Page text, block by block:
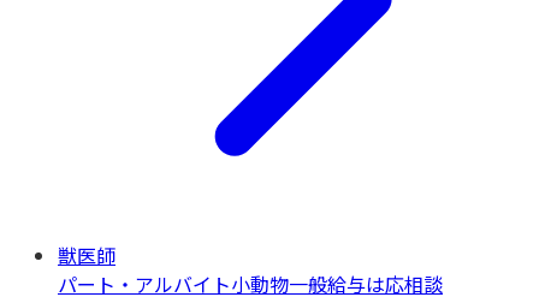
獣医師
パート・アルバイト小動物一般給与は応相談